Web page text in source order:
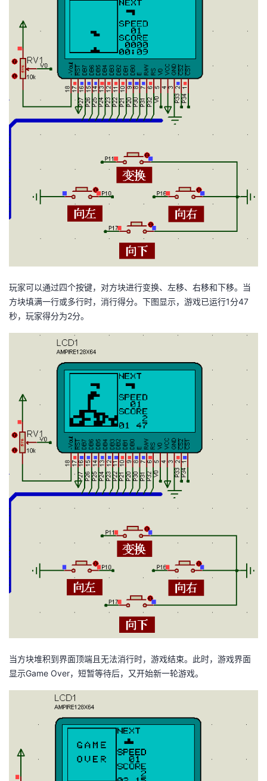
玩家可以通过四个按键，对方块进行变换、左移、右移和下移。当
方块填满一行或多行时，消行得分。下图显示，游戏已运行1分47
秒，玩家得分为2分。
当方块堆积到界面顶端且无法消行时，游戏结束。此时，游戏界面
显示Game Over，短暂等待后，又开始新一轮游戏。